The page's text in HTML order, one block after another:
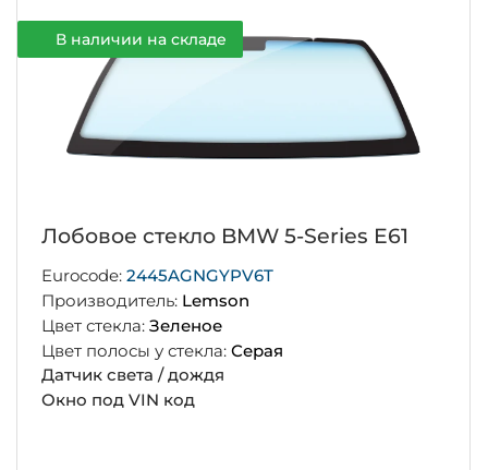
В наличии на складе
Лобовое стекло BMW 5-Series E61
Eurocode:2445AGNGYPV6T
Производитель: Lemson
Цвет стекла:Зеленое
Цвет полосы у стекла:Серая
Датчик света / дождя
Окно под VIN код